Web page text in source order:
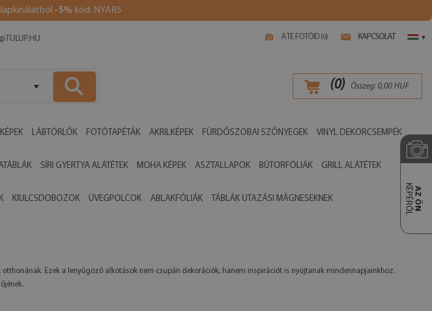
-5% kód: NYAR5
A TE FOTÓID (0) KAPCSOLAT ▾
(0) Összeg: 0,00 HUF
LÁBTÖRLŐK FOTÓTAPÉTÁK AKRILKÉPEK FÜRDŐSZOBAI SZŐNYEGEK VINYL DEKORCSEMPÉK
SÍRI GYERTYA ALÁTÉTEK MOHA KÉPEK ASZTALLAPOK BÚTORFÓLIÁK GRILL ALÁTÉTEK
KIULCSDOBOZOK ÜVEGPOLCOK ABLAKFÓLIÁK TÁBLÁK UTAZÁSI MÁGNESEKNEK AZ ÖN
KÉPÉRŐL
Ezek a lenyűgöző alkotások nem csupán dekorációk, hanem inspirációt is nyújtanak mindennapjainkhoz.